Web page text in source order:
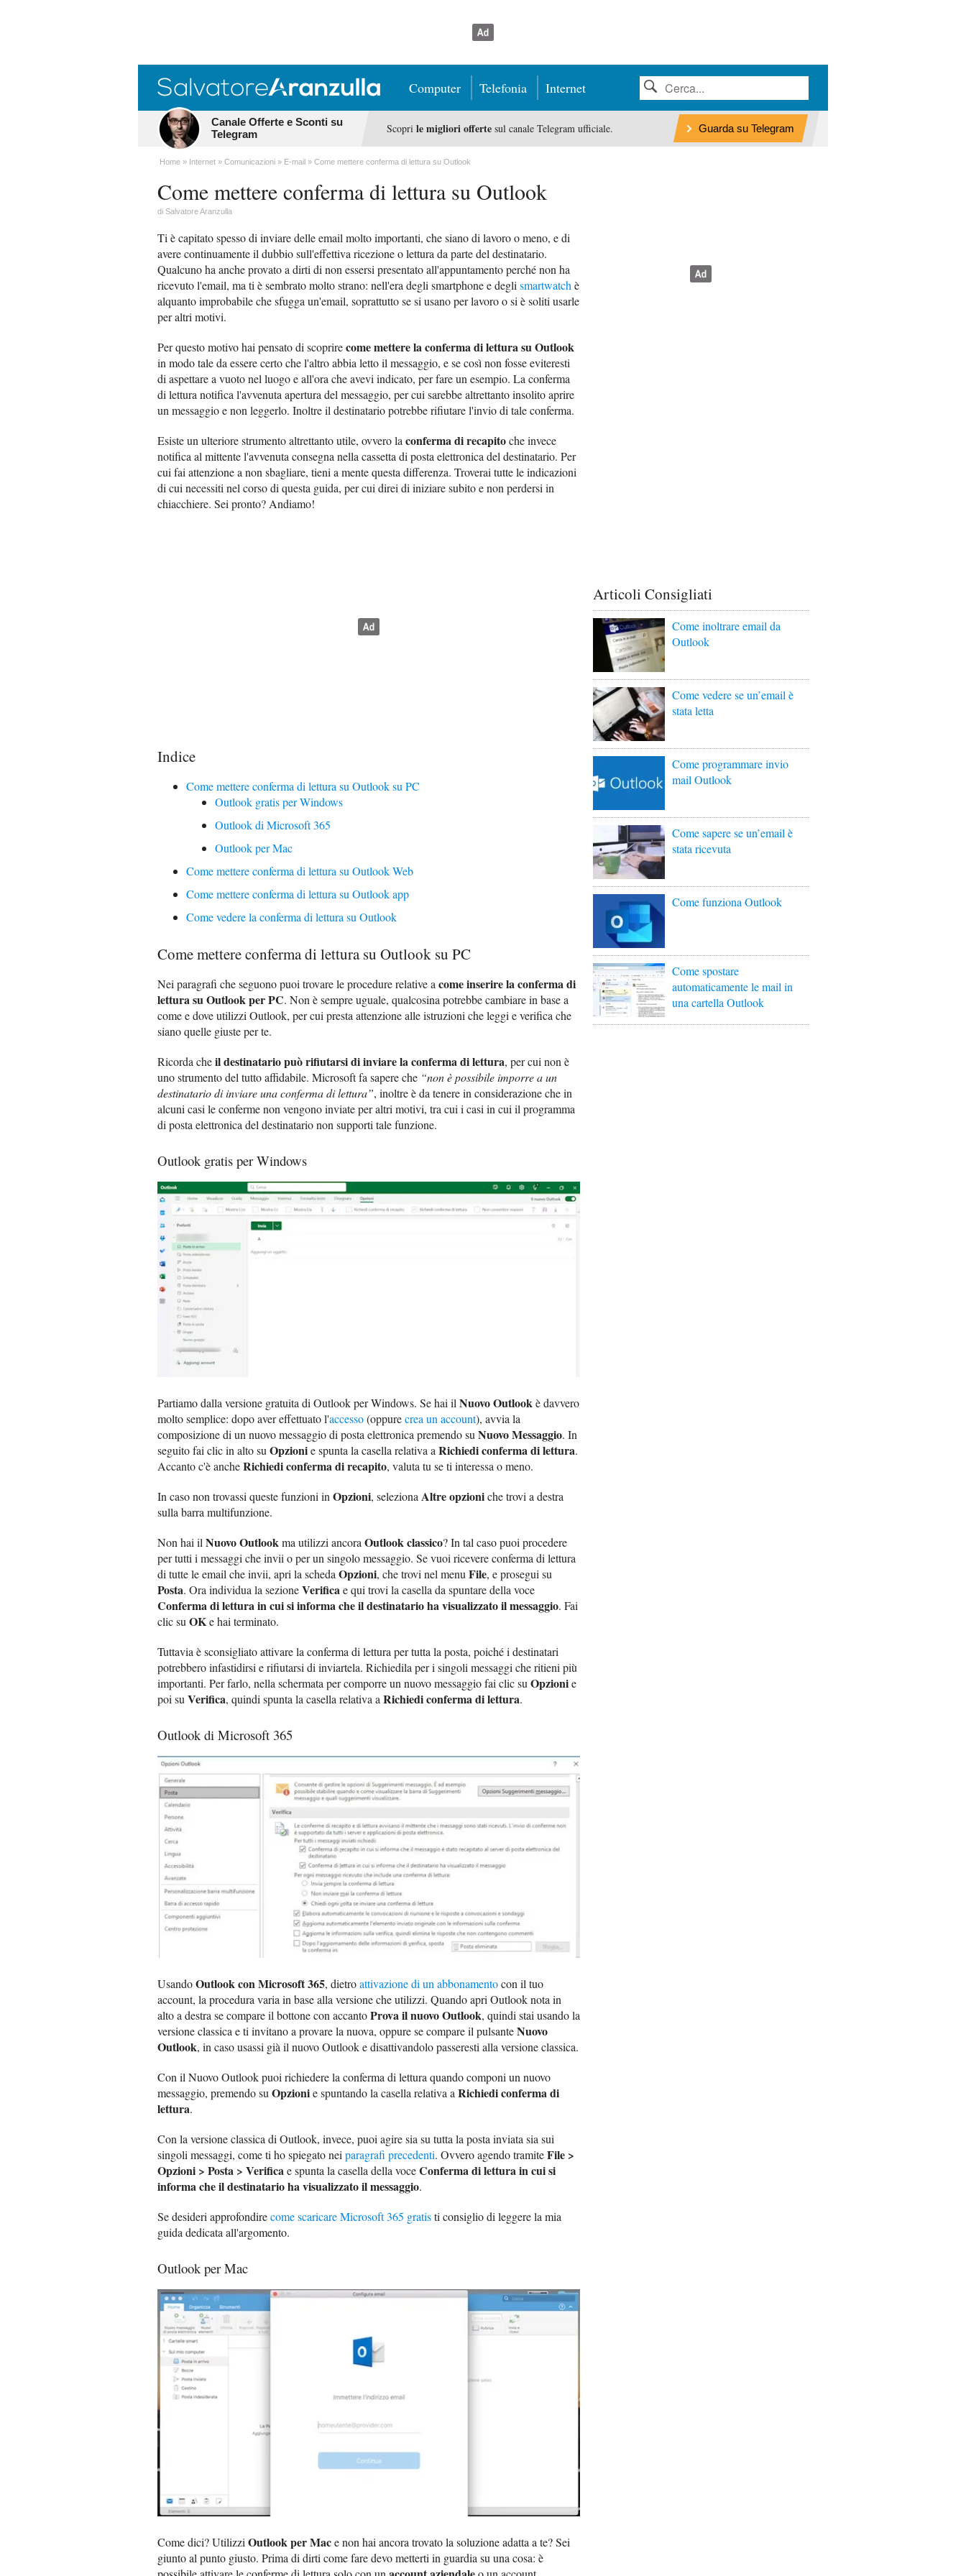
Computer Telefonia Internet
Canale Offerte e Sconti su
Telegram
Scopri le migliori offertesul canale Telegram ufficiale. Guarda su Telegram
Home Internet Comunicazioni E-mail Come mettere conferma di lettura su Outlook
Come mettere conferma di lettura su Outlook
di Salvatore Aranzulla
Ti è capitato spesso di inviare delle email molto importanti, che siano di lavoro o meno, e di
avere continuamente il dubbio sull'effettiva ricezione o lettura da parte del destinatario.
Qualcuno ha anche provato a dirti di non essersi presentato all'appuntamento perché non ha
ricevuto l'email, ma ti è sembrato molto strano: nell'era degli smartphone e degli smartwatch è
alquanto improbabile che sfugga un'email, soprattutto se si usano per lavoro o si è soliti usarle
per altri motivi.
Per questo motivo hai pensato di scoprirecome mettere la conferma di lettura su Outlook
in modo tale da essere certo che l'altro abbia letto il messaggio, e se così non fosse eviteresti
di aspettare a vuoto nel luogo e all'ora che avevi indicato, per fare un esempio. La conferma
di lettura notifica l'avvenuta apertura del messaggio, per cui sarebbe altrettanto insolito aprire
un messaggio e non leggerlo. Inoltre il destinatario potrebbe rifiutare l'invio di tale conferma.
Esiste un ulteriore strumento altrettanto utile, ovvero la conferma di recapitoche invece
notifica al mittente l'avvenuta consegna nella cassetta di posta elettronica del destinatario. Per
cui fai attenzione a non sbagliare, tieni a mente questa differenza. Troverai tutte le indicazioni
di cui necessiti nel corso di questa guida, per cui direi di iniziare subito e non perdersi in
chiacchiere. Sei pronto? Andiamo!
Indice
Come mettere conferma di lettura su Outlook su PC
Outlook gratis per Windows
Outlook di Microsoft 365
Outlook per Mac
Come mettere conferma di lettura su Outlook Web
Come mettere conferma di lettura su Outlook app
Come vedere la conferma di lettura su Outlook
Come mettere conferma di lettura su Outlook su PC
Nei paragrafi che seguono puoi trovare le procedure relative a come inserire la conferma di
lettura su Outlook per PC. Non è sempre uguale, qualcosina potrebbe cambiare in base a
come e dove utilizzi Outlook, per cui presta attenzione alle istruzioni che leggi e verifica che
siano quelle giuste per te.
Ricorda cheil destinatario può rifiutarsi di inviare la conferma di lettura, per cui non è
uno strumento del tutto affidabile. Microsoft fa sapere che “non è possibile imporre a un
destinatario di inviare una conferma di lettura”, inoltre è da tenere in considerazione che in
alcuni casi le conferme non vengono inviate per altri motivi, tra cui i casi in cui il programma
di posta elettronica del destinatario non supporti tale funzione.
Outlook gratis per Windows
Partiamo dalla versione gratuita di Outlook per Windows. Se hai il Nuovo Outlookè davvero
molto semplice: dopo aver effettuato l'accesso(oppurecrea un account), avvia la
composizione di un nuovo messaggio di posta elettronica premendo su Nuovo Messaggio. In
seguito fai clic in alto su Opzionie spunta la casella relativa a Richiedi conferma di lettura.
Accanto c'è ancheRichiedi conferma di recapito, valuta tu se ti interessa o meno.
In caso non trovassi queste funzioni in Opzioni, seleziona Altre opzioniche trovi a destra
sulla barra multifunzione.
Non hai il Nuovo Outlookma utilizzi ancora Outlook classico? In tal caso puoi procedere
per tutti i messaggi che invii o per un singolo messaggio. Se vuoi ricevere conferma di lettura
di tutte le email che invii, apri la scheda Opzioni, che trovi nel menu File, e prosegui su
Posta. Ora individua la sezioneVerificae qui trovi la casella da spuntare della voce
Conferma di lettura in cui si informa che il destinatario ha visualizzato il messaggio. Fai
clic su OKe hai terminato.
Tuttavia è sconsigliato attivare la conferma di lettura per tutta la posta, poiché i destinatari
potrebbero infastidirsi e rifiutarsi di inviartela. Richiedila per i singoli messaggi che ritieni più
importanti. Per farlo, nella schermata per comporre un nuovo messaggio fai clic su Opzionie
poi su Verifica, quindi spunta la casella relativa a Richiedi conferma di lettura.
Outlook di Microsoft 365
UsandoOutlook con Microsoft 365, dietroattivazione di un abbonamentocon il tuo
account, la procedura varia in base alla versione che utilizzi. Quando apri Outlook nota in
alto a destra se compare il bottone con accantoProva il nuovo Outlook, quindi stai usando la
versione classica e ti invitano a provare la nuova, oppure se compare il pulsanteNuovo
Outlook, in caso usassi già il nuovo Outlook e disattivandolo passeresti alla versione classica.
Con il Nuovo Outlook puoi richiedere la conferma di lettura quando componi un nuovo
messaggio, premendo suOpzionie spuntando la casella relativa aRichiedi conferma di
lettura.
Con la versione classica di Outlook, invece, puoi agire sia su tutta la posta inviata sia sui
singoli messaggi, come ti ho spiegato neiparagrafi precedenti. Ovvero agendo tramiteFile >
Opzioni > Posta > Verificae spunta la casella della voceConferma di lettura in cui si
informa che il destinatario ha visualizzato il messaggio.
Se desideri approfondirecome scaricare Microsoft 365 gratisti consiglio di leggere la mia
guida dedicata all'argomento.
Outlook per Mac
Come dici? UtilizziOutlook per Mace non hai ancora trovato la soluzione adatta a te? Sei
giunto al punto giusto. Prima di dirti come fare devo metterti in guardia su una cosa: è
Articoli Consigliati
Come inoltrare email da
Outlook
Come vedere se un’email è
stata letta
Come programmare invio
mail Outlook
Come sapere se un’email è
stata ricevuta
Come funziona Outlook
Come spostare
automaticamente le mail in
una cartella Outlook